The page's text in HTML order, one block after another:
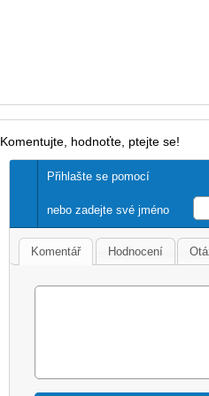
Komentujte, hodnoťte, ptejte se!
Přihlašte se pomocí
nebo zadejte své jméno
Komentář Hodnocení